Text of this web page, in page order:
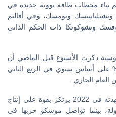
محطات طاقة نووية جديدة في
وتومسك، وفي أقاليم
وتشوكوتكا ذات الحكم الذاتي
ذكرت الأسبوع قبل الماضي أن
المحلي الإجمالي للبلاد بلغ 4% على أساس سنوي في الربع الثاني
وانتعاش روسيا من الركود الذي شهدته في 2022 يرتكز بقوة على إنتاج
بينما تواصل موسكو حربها في